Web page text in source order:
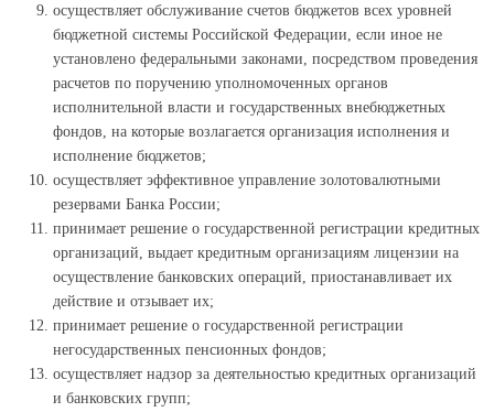
осуществляет обслуживание счетов бюджетов всех уровней
бюджетной системы Российской Федерации, если иное не
установлено федеральными законами, посредством проведения
расчетов по поручению уполномоченных органов
исполнительной власти и государственных внебюджетных
фондов, на которые возлагается организация исполнения и
исполнение бюджетов;
осуществляет эффективное управление золотовалютными
резервами Банка России;
принимает решение о государственной регистрации кредитных
организаций, выдает кредитным организациям лицензии на
осуществление банковских операций, приостанавливает их
действие и отзывает их;
принимает решение о государственной регистрации
негосударственных пенсионных фондов;
осуществляет надзор за деятельностью кредитных организаций
и банковских групп;